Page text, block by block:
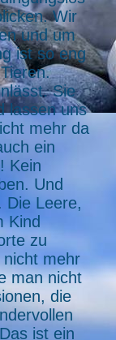
Wir
und um
ist so eng
Sie
lassen uns
mehr da
ein
Kein
Und
Die Leere,
Kind
zu
mehr
man nicht
die
ist ein